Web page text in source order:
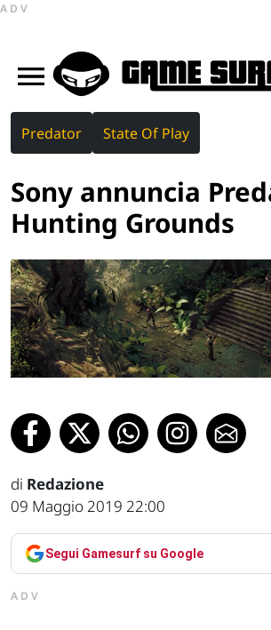
ADV
Predator State Of Play
Sony annuncia
Hunting Grounds
di Redazione
09 Maggio 2019 22:00
Segui Gamesurf su Google
ADV